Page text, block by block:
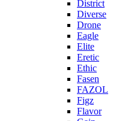
District
Diverse
Drone
Eagle
Elite
Eretic
Ethic
Fasen
FAZOL
Figz
Flavor